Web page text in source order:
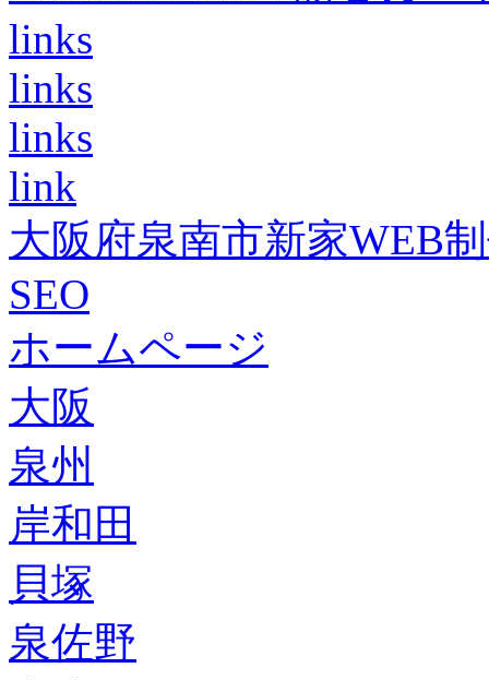
links
links
links
link
大阪府泉南市新家WEB
SEO
ホームページ
大阪
泉州
岸和田
貝塚
泉佐野